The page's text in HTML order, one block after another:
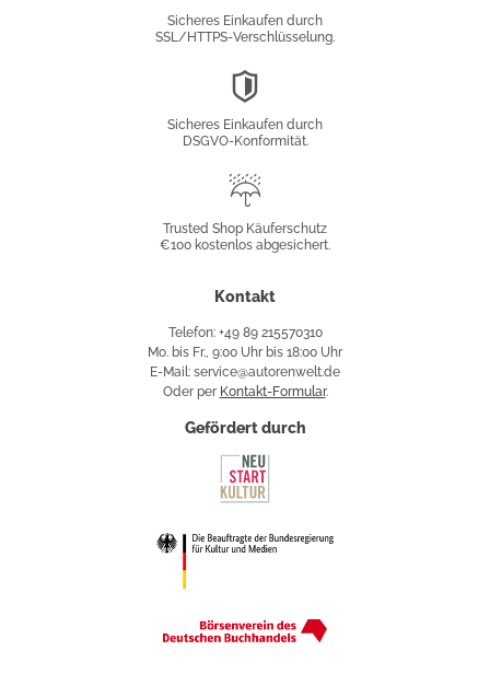
Sicheres Einkaufen durch
SSL/HTTPS-Verschlüsselung.
Sicheres Einkaufen durch
DSGVO-Konformität.
Käuferschutz
Trusted Shop Käuferschutz
€100 kostenlos abgesichert.
Kontakt
Telefon: +49 89 215570310
Mo. bis Fr., 9:00 Uhr bis 18:00 Uhr
E-Mail: service@autorenwelt.de
Oder per Kontakt-Formular.
Gefördert durch